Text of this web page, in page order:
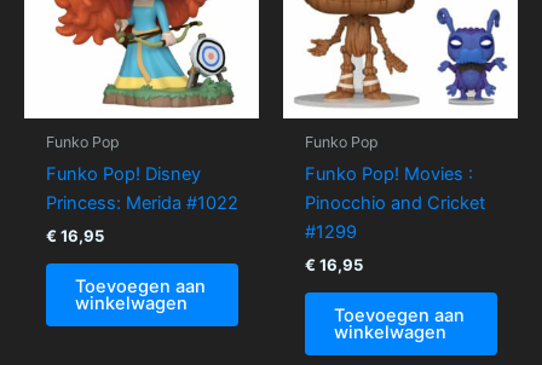
Funko Pop
Funko Pop! Disney
Princess: Merida #1022
€ 16,95
Toevoegen aan
winkelwagen
Funko Pop
Funko Pop! Movies :
Pinocchio and Cricket
#1299
€ 16,95
Toevoegen aan
winkelwagen